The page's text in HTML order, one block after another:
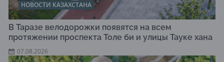
НОВОСТИ КАЗАХСТАНА
В Таразе велодорожки появятся на всем
протяжении проспекта Толе би и улицы Тауке хана
07.08.2026